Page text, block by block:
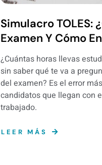
Simulacro TOLES:
Examen Y Cómo
¿Cuántas horas llevas
sin saber qué te va a
del examen? Es el error
candidatos que llegan con
trabajado.
LEER MÁS